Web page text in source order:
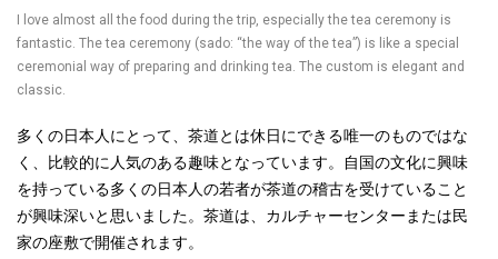
I love almost all the food during the trip, especially the tea ceremony is
fantastic. The tea ceremony (sado: “the way of the tea”) is like a special
ceremonial way of preparing and drinking tea. The custom is elegant and
classic.
多くの日本人にとって、茶道とは休日にできる唯一のものではな
く、比較的に人気のある趣味となっています。自国の文化に興味
を持っている多くの日本人の若者が茶道の稽古を受けていること
が興味深いと思いました。茶道は、カルチャーセンターまたは民
家の座敷で開催されます。